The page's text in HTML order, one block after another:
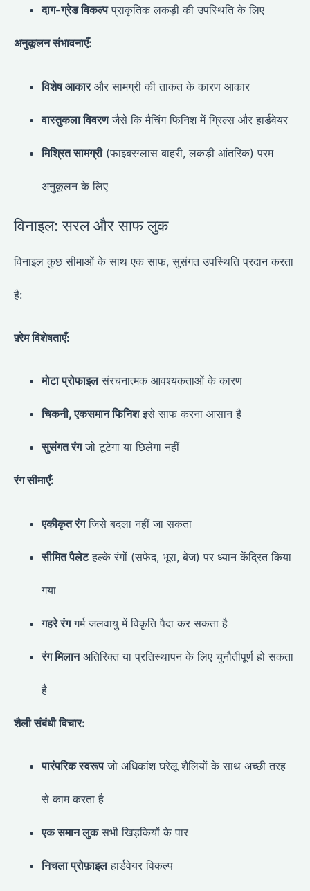
दाग-ग्रेड विकल्पप्राकृतिक लकड़ी की उपस्थिति के लिए
अनुकूलन संभावनाएँ:
विशेष आकारऔर सामग्री की ताकत के कारण आकार
वास्तुकला विवरणजैसे कि मैचिंग फिनिश में ग्रिल्स और हार्डवेयर
मिश्रित सामग्री(फाइबरग्लास बाहरी, लकड़ी आंतरिक) परम
अनुकूलन के लिए
विनाइल: सरल और साफ लुक
विनाइल कुछ सीमाओं के साथ एक साफ, सुसंगत उपस्थिति प्रदान करता
है:
फ़्रेम विशेषताएँ:
मोटा प्रोफाइलसंरचनात्मक आवश्यकताओं के कारण
चिकनी, एकसमान फिनिशइसे साफ करना आसान है
सुसंगत रंगजो टूटेगा या छिलेगा नहीं
रंग सीमाएँ:
एकीकृत रंगजिसे बदला नहीं जा सकता
सीमित पैलेटहल्के रंगों (सफेद, भूरा, बेज) पर ध्यान केंद्रित किया
गया
गहरे रंगगर्म जलवायु में विकृति पैदा कर सकता है
रंग मिलानअतिरिक्त या प्रतिस्थापन के लिए चुनौतीपूर्ण हो सकता
है
शैली संबंधी विचार:
पारंपरिक स्वरूपजो अधिकांश घरेलू शैलियों के साथ अच्छी तरह
से काम करता है
एक समान लुकसभी खिड़कियों के पार
निचला प्रोफ़ाइलहार्डवेयर विकल्प